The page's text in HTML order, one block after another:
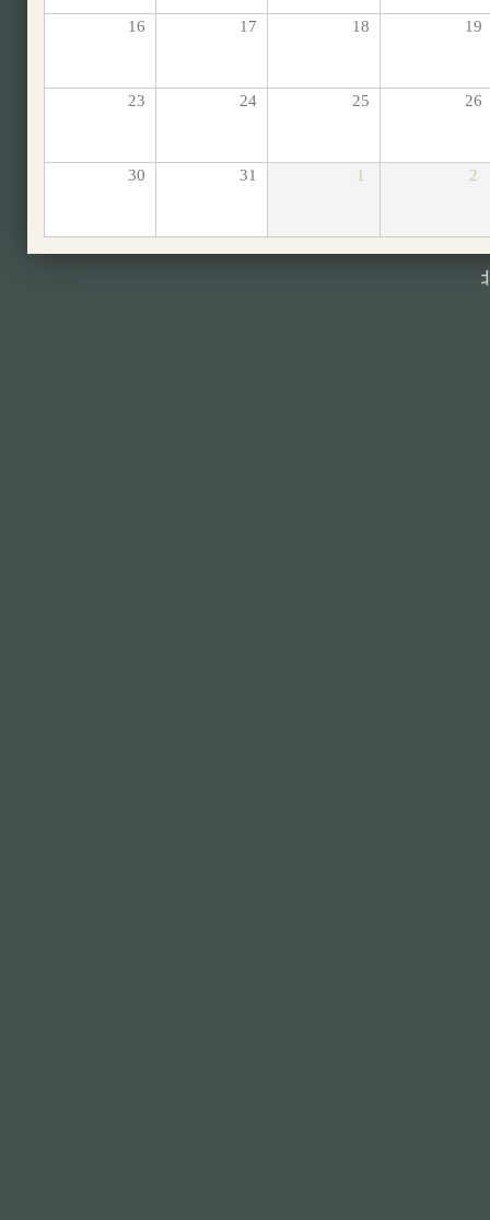
16 17 18 19
23 24 25 26
30 31 1 2